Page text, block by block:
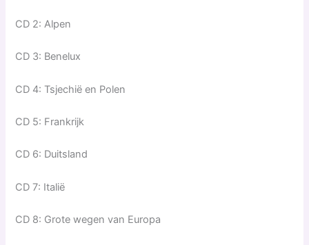
CD 2: Alpen
CD 3: Benelux
CD 4: Tsjechië en Polen
CD 5: Frankrijk
CD 6: Duitsland
CD 7: Italië
CD 8: Grote wegen van Europa